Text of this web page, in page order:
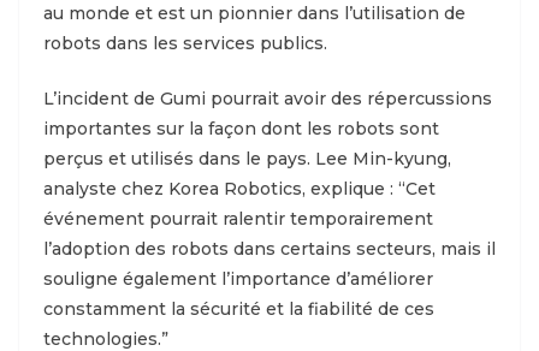
au monde et est un pionnier dans l’utilisation de
robots dans les services publics.
L’incident de Gumi pourrait avoir des répercussions
importantes sur la façon dont les robots sont
perçus et utilisés dans le pays. Lee Min-kyung,
analyste chez Korea Robotics, explique : “Cet
événement pourrait ralentir temporairement
l’adoption des robots dans certains secteurs, mais il
souligne également l’importance d’améliorer
constamment la sécurité et la fiabilité de ces
technologies.”